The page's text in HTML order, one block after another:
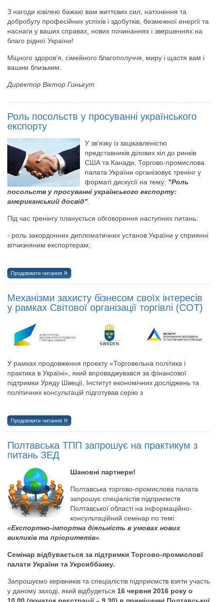
З нагоди ювілею бажаю вам життєвих сил, натхнення та
добробуту професійних успіхів і здобутків, безмежної енергії та
наснаги у ваших справах, нових починаннях і звершеннях на
благо рідної України!
Міцного здоров’я, сімейного благополуччя, миру і щастя вам і
вашим близьким.
Директор Віктор Гинькут
Роль посольств у просуванні українського
експорту
У зв'язку із зацікавленістю
представників ділових кіл до ринків
США та Канади, Торгово-промислова
палата України організовує тренінг у
форматі дискусії на тему: "Роль
посольств у просуванні українського експорту:
американський досвід"
Під час тренінгу планується обговорення наступних питань:
- роль закордонних дипломатичних установ України у сприянні
вітчизняним експортерам;
Продовжити читання
Механізми захисту бізнесом своїх інтересів
у рамках Світової організації торгівлі (СОТ)
У рамках продовження проекту «Торговельна політика і
практика в Україні», який впроваджувався за фінансової
підтримки Уряду Швеції, Інститут економічних досліджень та
політичних консультацій підготував серію з
Продовжити читання
Полтавська ТПП запрошує на практикум з
питань ЗЕД
Шановні партнери!
Полтавська торгово-промислова палата
запрошує спеціалістів підприємств
Полтавської області на інформаційно-
консультаційний семінар по темі:
«Експортно-імпортна діяльність в умовах нових
викликів та пріоритетів».
Семінар відбувається за підтримки Торгово-промисловї
палати України та Укрсиббанку.
Запрошуємо керівників та спеціалістів підприємств взяти участь
у даному заході, який відбудеться 16 червня 2016 року о